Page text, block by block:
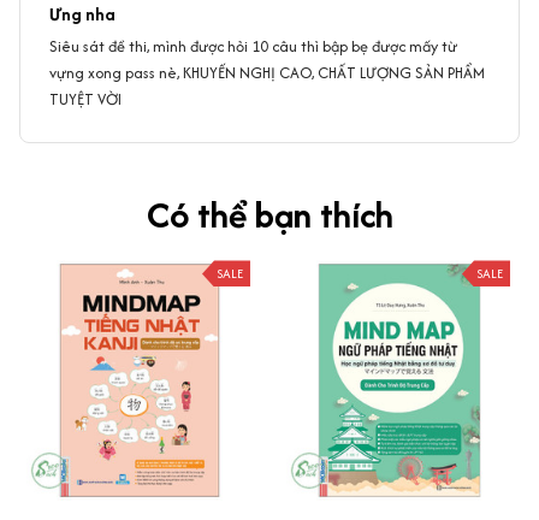
Ưng nha
Siêu sát đề thi, mình được hỏi 10 câu thì bập bẹ được mấy từ
vựng xong pass nè, KHUYẾN NGHỊ CAO, CHẤT LƯỢNG SẢN PHẨM
TUYỆT VỜI
Có thể bạn thích
SALE SALE